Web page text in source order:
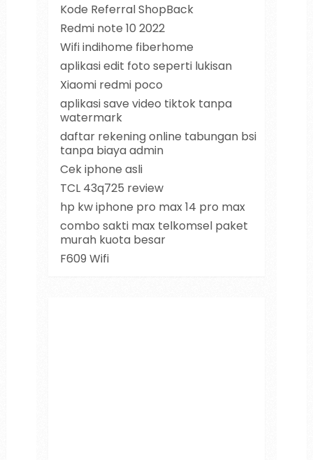
Kode Referral ShopBack
Redmi note 10 2022
Wifi indihome fiberhome
aplikasi edit foto seperti lukisan
Xiaomi redmi poco
aplikasi save video tiktok tanpa
watermark
daftar rekening online tabungan bsi
tanpa biaya admin
Cek iphone asli
TCL 43q725 review
hp kw iphone pro max 14 pro max
combo sakti max telkomsel paket
murah kuota besar
F609 Wifi